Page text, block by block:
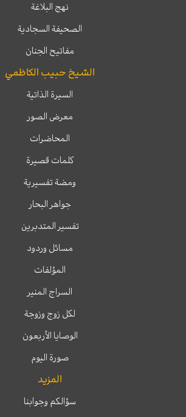
نهج البلاغة
الصحيفة السجادية
مفاتيح الجنان
الشيخ حبيب الكاظمي
السيرة الذاتية
معرض الصور
المحاضرات
كلمات قصيرة
ومضة تفسيرية
جواهر البحار
تفسير المتدبرين
مسائل وردود
المؤلفات
السراج المنير
لكل زوج وزوجة
الوصايا الأربعون
صورة اليوم
المزيد
سؤالكم وجوابنا